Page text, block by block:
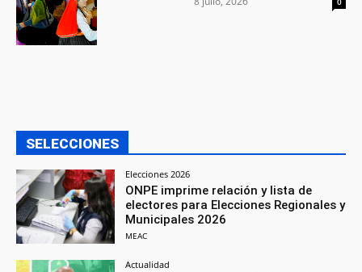
SELECCIONES
Elecciones 2026
ONPE imprime relación y lista de
electores para Elecciones Regionales y
Municipales 2026
MEAC
Actualidad